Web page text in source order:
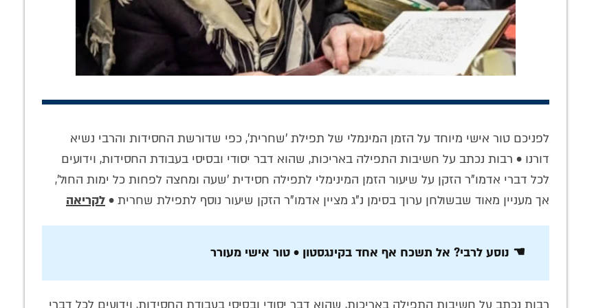
לפניכם טור אישי מיוחד על הזמן המינמלי של תפילת 'שחרית', כפי שדורשת החסידות והרבי נשיא
דורנו • רבות נכתב על חשיבות התפילה באריכות, שהוא דבר יסודי ובסיסי בעבודת החסידות, וידועים
לכל דברי אדמו"ר הזקן על שיעור הזמן המינימלי לתפילה חסידית 'שעה ומחצה לפחות כל ימות החול',
אך מעניין מאוד שבשולחן ערוך בסימן נ"ג מציין אדמו"ר הזקן שיעור נוסף לתפילת שחרית • לקריאה
☚ נוסע לרבי? אל תשכח אף אחד בקינגסטון • טור אישי מעורר
'עבודת התפילה'
בדור השביעי •
אנקדוטות מהפאנל
ההיסטורי
התפילה הסודית
בחברון: כשהרבי
הריי"צ זעק על קברי
האבות במערת
המכפילה – ברוסית
היומנים האישיים
נפתחים: כיצד
תיארה הרבנית חנה
את אישיותו הנדירה
של אביו של הרבי?
'אפילו האבנים
רקדו': הבכיות,
הריקודים וסודות
הקבלה של ר' לוי'ק
• הצצה לחייו
מתיקות 'שער היחוד
והאמונה': לומדים
תניא עם המשפיע
הרב ארנשטיין ע"ה •
האזינו